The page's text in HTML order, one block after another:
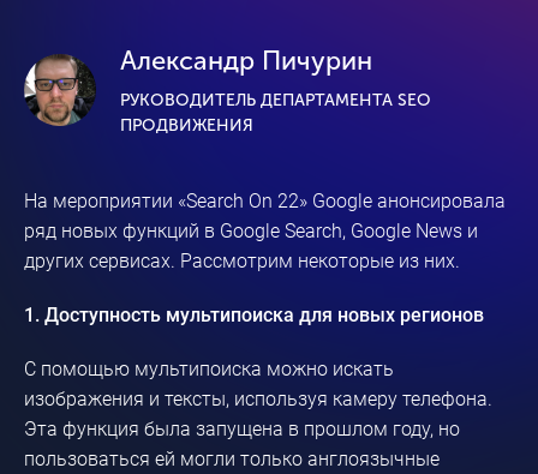
Александр Пичурин
РУКОВОДИТЕЛЬ ДЕПАРТАМЕНТА SEO
ПРОДВИЖЕНИЯ
На мероприятии «Search On 22» Google анонсировала
ряд новых функций в Google Search, Google News и
других сервисах. Рассмотрим некоторые из них.
1. Доступность мультипоиска для новых регионов
С помощью мультипоиска можно искать
изображения и тексты, используя камеру телефона.
Эта функция была запущена в прошлом году, но
пользоваться ей могли только англоязычные